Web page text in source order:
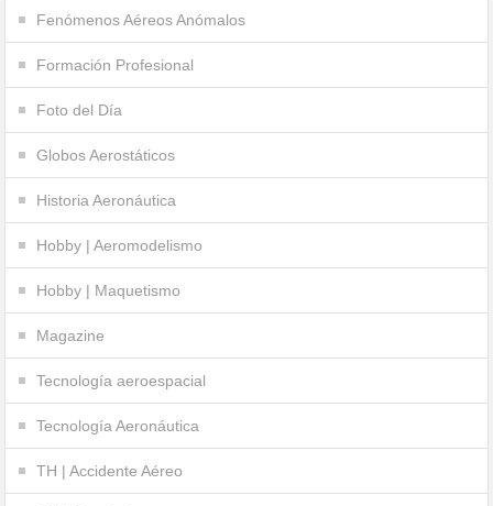
Fenómenos Aéreos Anómalos
Formación Profesional
Foto del Día
Globos Aerostáticos
Historia Aeronáutica
Hobby | Aeromodelismo
Hobby | Maquetismo
Magazine
Tecnología aeroespacial
Tecnología Aeronáutica
TH | Accidente Aéreo